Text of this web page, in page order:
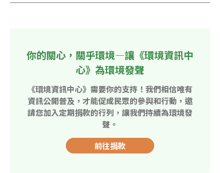
你的關心，關乎環境—讓《環境資訊中
心》為環境發聲
《環境資訊中心》需要你的支持！我們相信唯有
資訊公開普及，才能促成民眾的參與和行動，邀
請您加入定期捐款的行列，讓我們持續為環境發
聲。
前往捐款